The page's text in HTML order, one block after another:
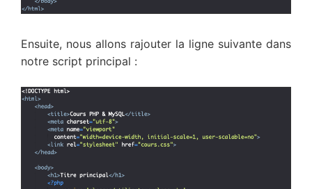
Ensuite, nous allons rajouter la ligne suivante dans
notre script principal :